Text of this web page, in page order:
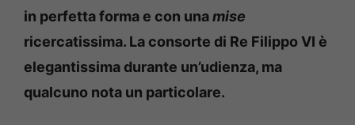
in perfetta forma e con unamise
ricercatissima. La consorte di Re Filippo VI è
elegantissima durante un’udienza, ma
qualcuno nota un particolare.